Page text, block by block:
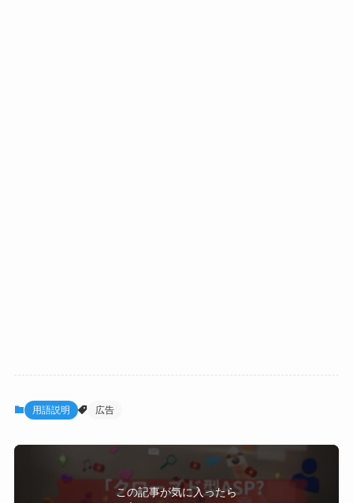
用語説明 広告
この記事が気に入ったら